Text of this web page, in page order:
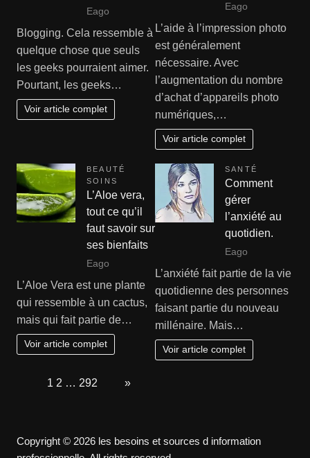
Eago
Blogging. Cela ressemble à
quelque chose que seuls
les geeks pourraient aimer.
Pourtant, les geeks…
Voir article complet
Eago
L’aide à l’impression photo
est généralement
nécessaire. Avec
l’augmentation du nombre
d’achat d’appareils photo
numériques,…
Voir article complet
BEAUTÉ
SOINS
L’Aloe vera,
tout ce qu’il
faut savoir sur
ses bienfaits
Eago
L’Aloe Vera est une plante
qui ressemble à un cactus,
mais qui fait partie de…
Voir article complet
SANTÉ
Comment
gérer
l’anxiété au
quotidien.
Eago
L’anxiété fait partie de la vie
quotidienne des personnes
faisant partie du nouveau
millénaire. Mais…
Voir article complet
1 2 … 292 »
Copyright © 2026 les besoins et sources d information